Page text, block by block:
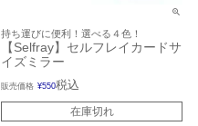
持ち運びに便利！選べる４色！
【Selfray】セルフレイカードサ
イズミラー
販売価格 ¥550税込
在庫切れ